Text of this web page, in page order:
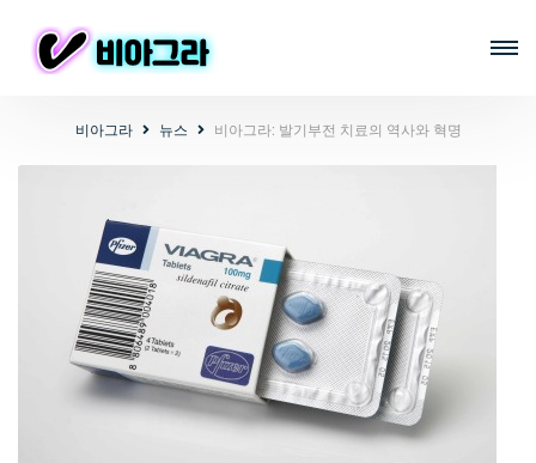
비아그라 뉴스 비아그라: 발기부전 치료의 역사와 혁명